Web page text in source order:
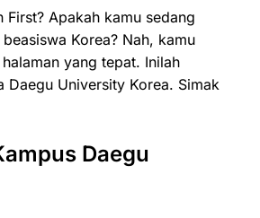
First? Apakah kamu sedang
Korea? Nah, kamu
yang tepat. Inilah
Daegu University Korea. Simak
Daegu